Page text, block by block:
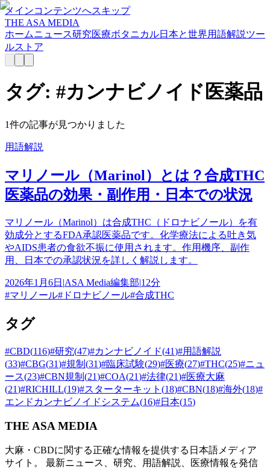
メインコンテンツへスキップ
THE ASA MEDIA
ホームニュース研究医療ボタニカル日本と世界用語解説ツー
ルストア
タグ: #カンナビノイド医薬品
1件の記事が見つかりました
用語解説
マリノール（Marinol）とは？合成THC
医薬品の効果・副作用・日本での状況
マリノール（Marinol）は合成THC（ドロナビノール）を有
効成分とするFDA承認医薬品です。化学療法による吐き気
やAIDS患者の食欲不振に使用されます。作用機序、副作
用、日本での承認状況を詳しく解説します。
2026年1月6日 |ASA Media編集部|12分
#マリノール# ドロナビノール#合成THC
タグ
#CBD(116)#研究(47)#カンナビノイド(41)#用語解説
(33)#CBG(31)#規制 (31)#臨床試験(29)#医療(27)#THC(25)#ニュ
ース(23)#CBN規制 (21)#COA(21)#法律(21)#医療大麻
(21)#RICHILL(19)#スターターキット (18)#CBN(18)#海外(18)#
エンドカンナビノイドシステム(16)#日本(15)
THE ASA MEDIA
大麻・CBDに関する正確な情報を提供する日本語メディア
サイト。 最新ニュース、研究、用語解説、医療情報を発信